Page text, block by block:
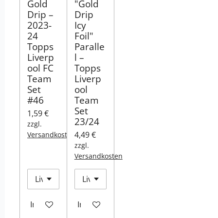
Gold
Drip –
2023-
24
Topps
Liverp
ool FC
Team
Set
#46
1,59 €
zzgl.
Versandkosten
In den Warenkorb
"Gold
Drip
Icy
Foil"
Paralle
l –
Topps
Liverp
ool
Team
Set
23/24
4,49 €
zzgl.
Versandkosten
In den Warenkorb